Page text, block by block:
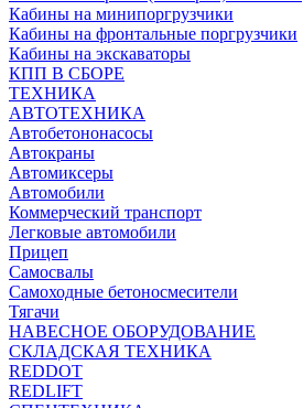
Кабины на минипоргрузчики
Кабины на фронтальные поргрузчики
Кабины на экскаваторы
КПП В СБОРЕ
ТЕХНИКА
АВТОТЕХНИКА
Автобетононасосы
Автокраны
Автомиксеры
Автомобили
Коммерческий транспорт
Легковые автомобили
Прицеп
Самосвалы
Самоходные бетоносмесители
Тягачи
НАВЕСНОЕ ОБОРУДОВАНИЕ
СКЛАДСКАЯ ТЕХНИКА
REDDOT
REDLIFT